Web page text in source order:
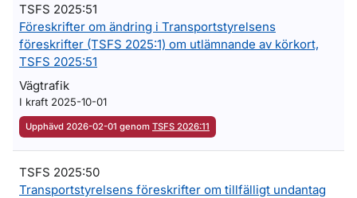
TSFS 2025:51
Föreskrifter om ändring i Transportstyrelsens
föreskrifter (TSFS 2025:1) om utlämnande av körkort,
TSFS 2025:51
Vägtrafik
I kraft 2025-10-01
Upphävd 2026-02-01 genom TSFS 2026:11
TSFS 2025:50
Transportstyrelsens föreskrifter om tillfälligt undantag